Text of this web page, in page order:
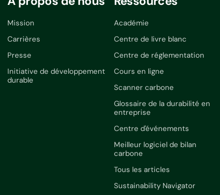
Mission
Carrières
Presse
Initiative de développement
durable
Académie
Centre de livre blanc
Centre de réglementation
Cours en ligne
Scanner carbone
Glossaire de la durabilité en
entreprise
Centre d'événements
Meilleur logiciel de bilan
carbone
Tous les articles
Sustainability Navigator